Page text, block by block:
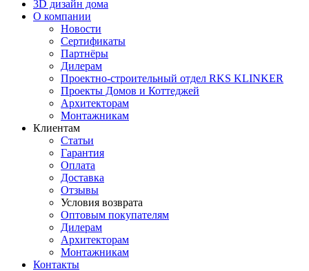
3D дизайн дома
О компании
Новости
Сертификаты
Партнёры
Дилерам
Проектно-строительный отдел RKS KLINKER
Проекты Домов и Коттеджей
Архитекторам
Монтажникам
Клиентам
Статьи
Гарантия
Оплата
Доставка
Отзывы
Условия возврата
Оптовым покупателям
Дилерам
Архитекторам
Монтажникам
Контакты